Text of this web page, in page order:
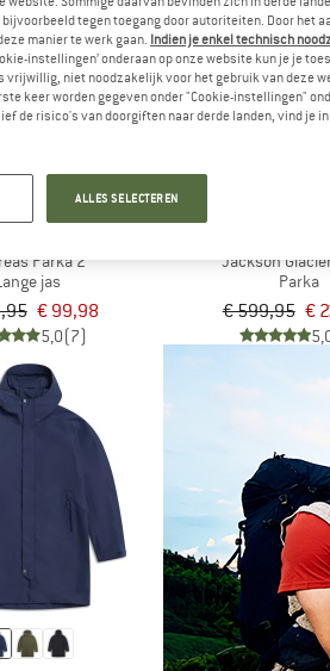
Parka 2
jas
€ 99,98
5,0(7)
-60%
Jackson
Parka
€ 599,95 €
tegen toegang door autoriteiten. Door het
manier te werk gaan. Indien je enkel technisch
instellingen’ onderaan op onze website kun je je
niet noodzakelijk voor het gebruik van deze
keer worden gegeven onder "Cookie-instellingen"
de risico's van doorgiften naar derde landen, vind je
ALLES SELECTEREN